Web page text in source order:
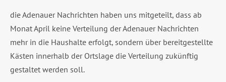
die Adenauer Nachrichten haben uns mitgeteilt, dass ab
Monat April keine Verteilung der Adenauer Nachrichten
mehr in die Haushalte erfolgt, sondern über bereitgestellte
Kästen innerhalb der Ortslage die Verteilung zukünftig
gestaltet werden soll.